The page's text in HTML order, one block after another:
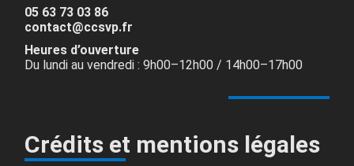
05 63 73 03 86
contact@ccsvp.fr
Heures d’ouverture
Du lundi au vendredi : 9h00–12h00 / 14h00–17h00
Crédits et mentions légales